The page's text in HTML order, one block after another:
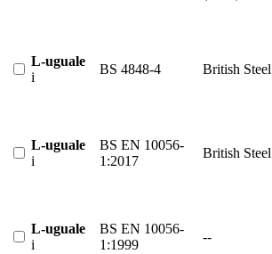
L-uguale
i
BS 4848-4 British Steel
L-uguale
i
BS EN 10056-
1:2017
British Steel
L-uguale
i
BS EN 10056-
1:1999
--